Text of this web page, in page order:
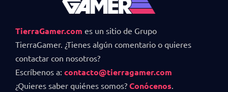
TierraGamer.com es un sitio de Grupo
TierraGamer. ¿Tienes algún comentario o quieres
contactar con nosotros?
Escríbenos a: contacto@tierragamer.com
¿Quieres saber quiénes somos? Conócenos.